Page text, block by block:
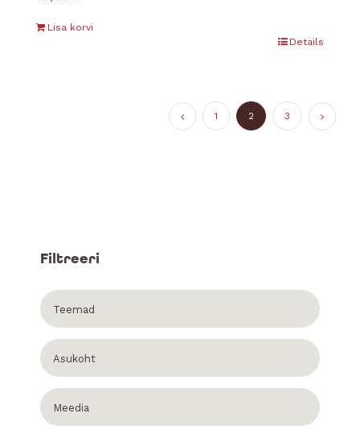
Lisa korvi
Details
1 2 3
Filtreeri
Teemad
Asukoht
Meedia